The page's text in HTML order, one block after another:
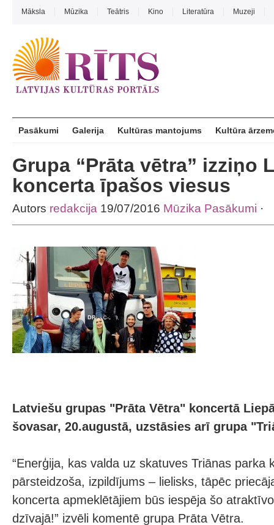
Māksla Mūzika Teātris Kino Literatūra Muzeji
Pasākumi Galerija Kultūras mantojums Kultūra
Grupa “Prāta vētra” izziņo
koncerta īpašos viesus
Autors redakcija 19/07/2016 Mūzika Pasākumi ·
Latviešu grupas "Prāta Vētra" koncertā
šovasar, 20.augustā, uzstāsies arī grupa
“Enerģija, kas valda uz skatuves Triānas parka
pārsteidzoša, izpildījums – lielisks, tāpēc
koncerta apmeklētājiem būs iespēja šo
dzīvajā!” izvēli komentē grupa Prāta Vētra.